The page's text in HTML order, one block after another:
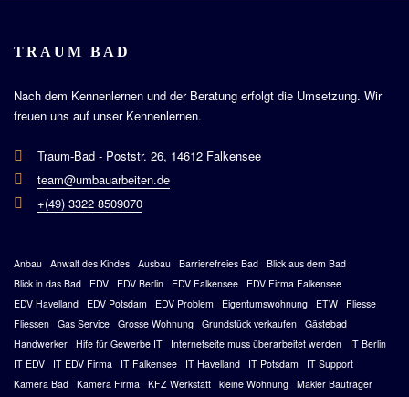
TRAUM BAD
Nach dem Kennenlernen und der Beratung erfolgt die Umsetzung. Wir
freuen uns auf unser Kennenlernen.
Traum-Bad - Poststr. 26, 14612 Falkensee
team@umbauarbeiten.de
+(49) 3322 8509070
Anbau Anwalt des Kindes Ausbau Barrierefreies Bad Blick aus dem Bad
Blick in das Bad
EDV EDV Berlin EDV Falkensee
EDV Firma Falkensee
EDV Havelland
EDV Potsdam EDV Problem Eigentumswohnung ETW
Fliesse
Fliessen Gas Service Grosse Wohnung Grundstück verkaufen Gästebad
Handwerker Hife für Gewerbe IT Internetseite muss überarbeitet werden
IT Berlin
IT EDV
IT EDV Firma IT Falkensee IT Havelland IT Potsdam
IT Support
Kamera Bad Kamera Firma KFZ Werkstatt kleine Wohnung Makler Bauträger